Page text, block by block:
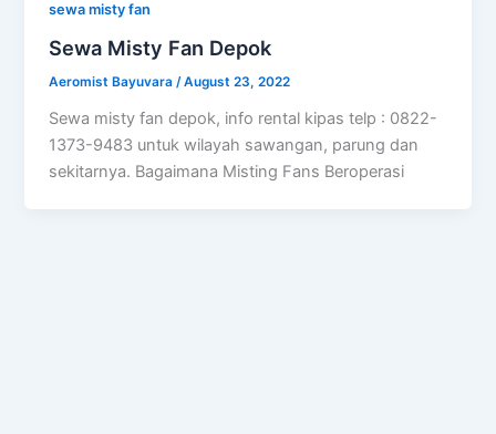
sewa misty fan
Sewa Misty Fan Depok
Aeromist Bayuvara/August 23, 2022
Sewa misty fan depok, info rental kipas telp : 0822-
1373-9483 untuk wilayah sawangan, parung dan
sekitarnya. Bagaimana Misting Fans Beroperasi